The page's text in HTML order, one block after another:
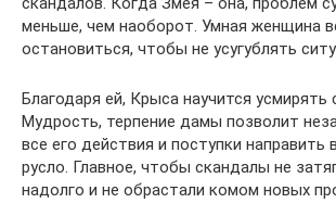
меньше, чем наоборот. Умная женщина
остановиться, чтобы не усугублять
Благодаря ей, Крыса научится усмирять
Мудрость, терпение дамы позволит
все его действия и поступки направить
русло. Главное, чтобы скандалы не
надолго и не обрастали комом новых